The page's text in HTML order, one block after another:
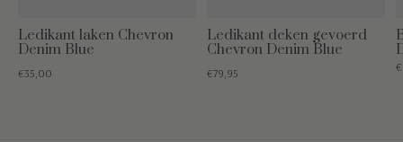
Ledikant laken Chevron
Denim Blue
€35,00
Ledikant deken gevoerd
Chevron Denim Blue
€79,95